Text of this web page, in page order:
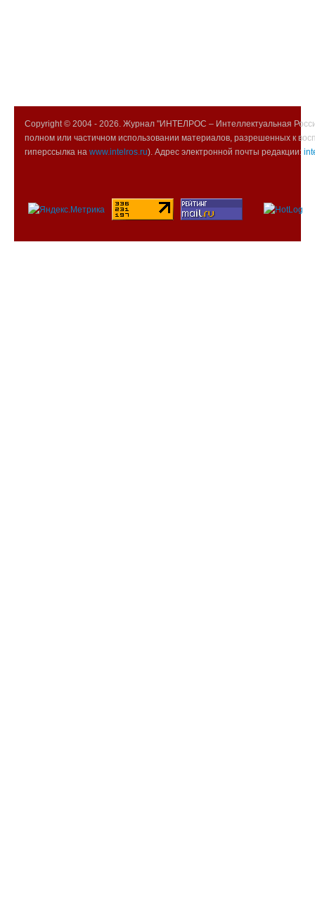
Copyright © 2004 - 2026. Журнал "ИНТЕЛРОС – Интеллектуальная
полном или частичном использовании материалов, разрешенных к
гиперссылка на www.intelros.ru). Адрес электронной почты редакции: